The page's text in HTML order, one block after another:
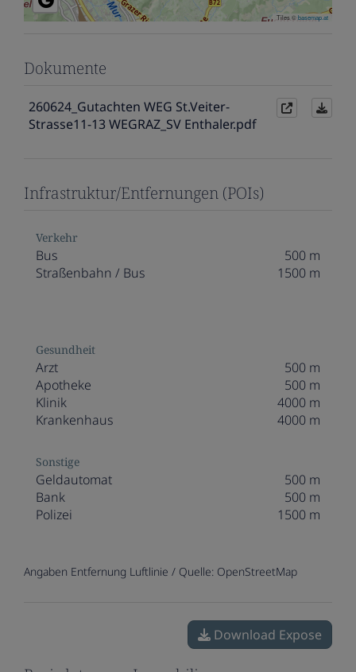
Tiles ©basemap.at
Dokumente
260624_Gutachten WEG St.Veiter-
Strasse11-13 WEGRAZ_SV Enthaler.pdf
Infrastruktur/Entfernungen (POIs)
Verkehr
Bus
500 m
Straßenbahn / Bus
1500 m
Gesundheit
Arzt
500 m
Apotheke
500 m
Klinik
4000 m
Krankenhaus
4000 m
Sonstige
Geldautomat
500 m
Bank
500 m
Polizei
1500 m
Angaben Entfernung Luftlinie / Quelle: OpenStreetMap
Download Expose